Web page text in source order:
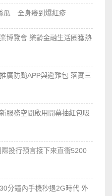
瓜 全身癢到爆紅疹
博覽會 樂齡金融生活圈獲熱
廣防颱APP與避難包 落實三
服務空間啟用開幕抽紅包吸
投行預言接下來直衝5200
分鐘內手機秒退2G時代 外